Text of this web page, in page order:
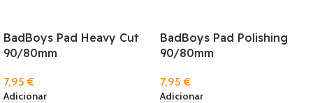
BadBoys Pad Heavy Cut
90/80mm
7,95€
Adicionar
BadBoys Pad Polishing
90/80mm
7,95€
Adicionar